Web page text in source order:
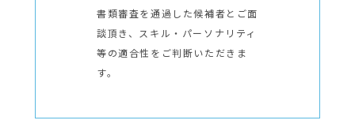
書類審査を通過した候補者とご面
談頂き、スキル・パーソナリティ
等の適合性をご判断いただきま
す。